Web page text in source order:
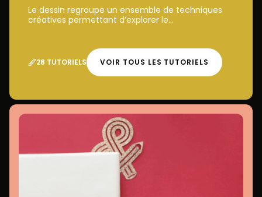
Le dessin regroupe un ensemble de techniques
créatives permettant d’explorer le...
28 TUTORIELS VOIR TOUS LES TUTORIELS